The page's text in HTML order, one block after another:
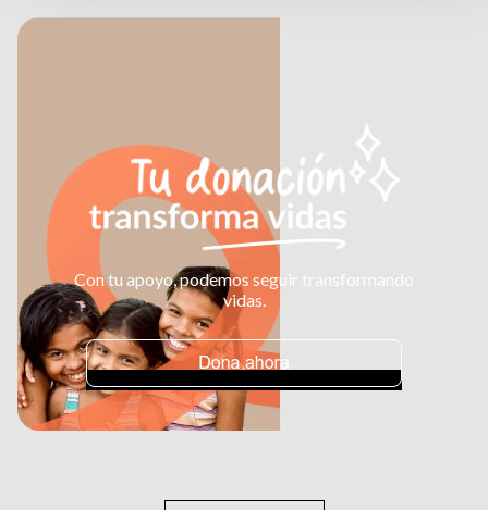
Con tu apoyo, podemos seguir transformando
vidas.